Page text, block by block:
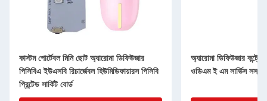
কাস্টম পোর্টেবল মিনি ছোট অ্যারোমা ডিফিউজার
পিসিবিএ ইউএসবি রিচার্জেবল হিউমিডিফায়ারস পিসিবি
প্রিন্টেড সার্কিট বোর্ড
অ্যারোমা ডিফিউজার
ওডিএম ই এম সার্ভিস সস্তা